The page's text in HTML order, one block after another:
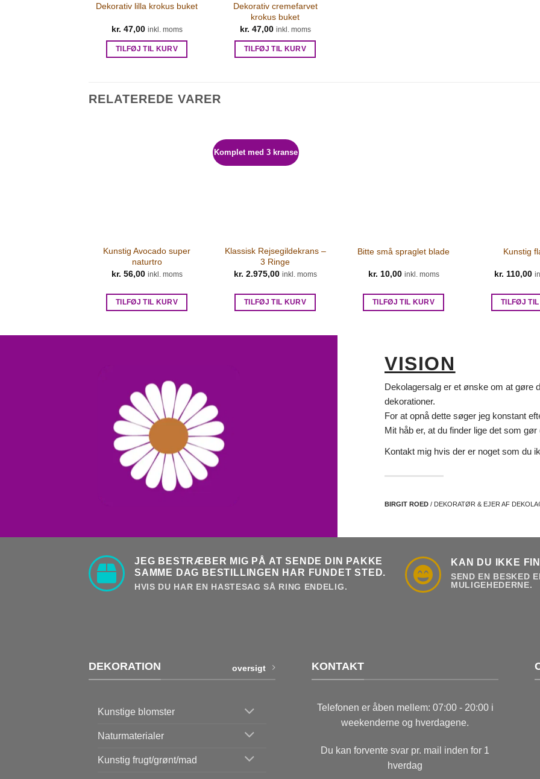
Dekorativ lilla krokus buket
kr. 47,00 inkl. moms
TILFØJ TIL KURV
Dekorativ cremefarvet
krokus buket
kr. 47,00 inkl. moms
TILFØJ TIL KURV
RELATEREDE VARER
Kunstig Avocado super
naturtro
kr. 56,00 inkl. moms
TILFØJ TIL KURV
Komplet med 3 kranse
Klassisk Rejsegildekrans –
3 Ringe
kr. 2.975,00 inkl. moms
TILFØJ TIL KURV
Bitte små spraglet blade
kr. 10,00 inkl. moms
TILFØJ TIL KURV
Kunstig
kr. 110,00
TILFØJ
VISION
Dekolagersalg er et ønske om at gøre
dekorationer.
For at opnå dette søger jeg konstant
Mit håb er, at du finder lige det som
Kontakt mig hvis der er noget som du
BIRGIT ROED / DEKORATØR & EJER AF
JEG BESTRÆBER MIG PÅ AT SENDE DIN PAKKE
SAMME DAG BESTILLINGEN HAR FUNDET STED.
HVIS DU HAR EN HASTESAG SÅ RING ENDELIG.
KAN DU IKKE
SEND EN BESKED
MULIGEHEDERNE.
DEKORATION oversigt
Kunstige blomster
Naturmaterialer
Kunstig frugt/grønt/mad
KONTAKT
Telefonen er åben mellem: 07:00 - 20:00 i
weekenderne og hverdagene.
Du kan forvente svar pr. mail inden for 1
hverdag